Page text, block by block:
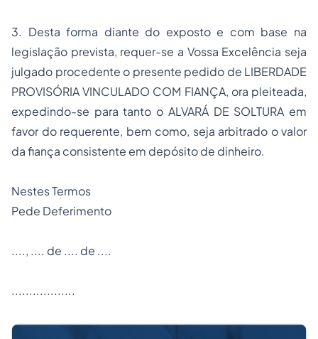
3. Desta forma diante do exposto e com base na
legislação prevista, requer-se a Vossa Excelência seja
julgado procedente o presente pedido de LIBERDADE
PROVISÓRIA VINCULADO COM FIANÇA, ora pleiteada,
expedindo-se para tanto o ALVARÁ DE SOLTURA em
favor do requerente, bem como, seja arbitrado o valor
da fiança consistente em depósito de dinheiro.
Nestes Termos
Pede Deferimento
...., .... de .... de ....
..................